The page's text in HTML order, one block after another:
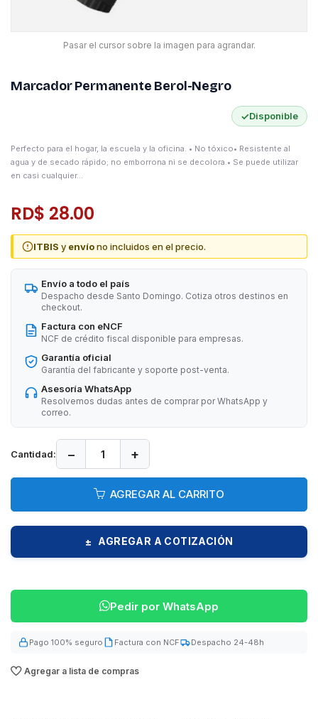
Pasar el cursor sobre la imagen para agrandar.
Marcador Permanente Berol-Negro
✓Disponible
Perfecto para el hogar, la escuela y la oficina. • No tóxico• Resistente al
agua y de secado rápido; no emborrona ni se decolora.• Se puede utilizar
en casi cualquier...
RD$ 28.00
ITBIS y envíono incluidos en el precio.
Envío a todo el país
Despacho desde Santo Domingo. Cotiza otros destinos en
checkout.
Factura con eNCF
NCF de crédito fiscal disponible para empresas.
Garantía oficial
Garantía del fabricante y soporte post-venta.
Asesoría WhatsApp
Resolvemos dudas antes de comprar por WhatsApp y
correo.
Cantidad: − +
AGREGAR AL CARRITO
± AGREGAR A COTIZACIÓN
Pedir por WhatsApp
Pago 100% seguro Factura con NCF Despacho 24-48h
Agregar a lista de compras